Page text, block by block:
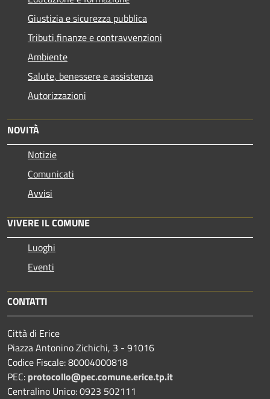
Giustizia e sicurezza pubblica
Tributi,finanze e contravvenzioni
Ambiente
Salute, benessere e assistenza
Autorizzazioni
NOVITÀ
Notizie
Comunicati
Avvisi
VIVERE IL COMUNE
Luoghi
Eventi
CONTATTI
Città di Erice
Piazza Antonino Zichichi, 3 - 91016
Codice Fiscale: 80004000818
PEC: protocollo@pec.comune.erice.tp.it
Centralino Unico: 0923 502111